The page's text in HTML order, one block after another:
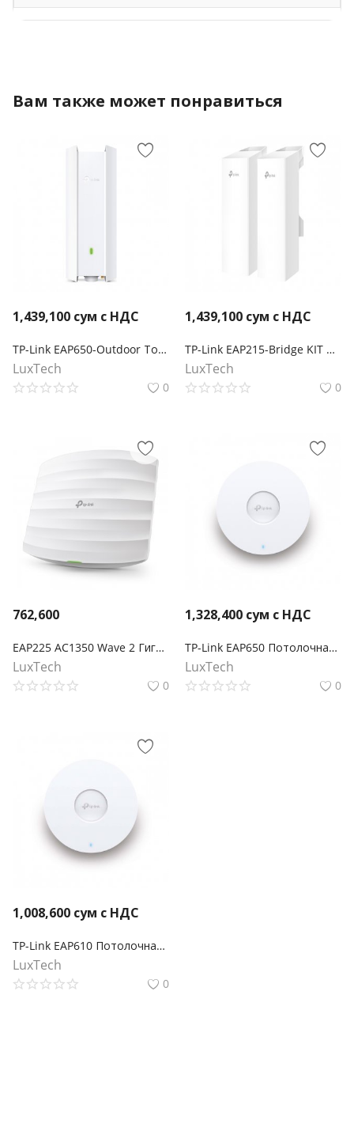
Вам также может понравиться
1,439,100 сум с НДС
TP-Link EAP650-Outdoor Точка доступа Wi‑Fi AX3000 для улицы и помещений
LuxTech
0
1,439,100 сум с НДС
TP-Link EAP215-Bridge KIT Беспроводной мост Omada
LuxTech
0
762,600
EAP225 AC1350 Wave 2 Гигабитная двухдиапазонная потолочная точка доступа Wi-Fi
LuxTech
0
1,328,400 сум с НДС
TP-Link EAP650 Потолочная точка доступа Wi‑Fi AX3000
LuxTech
0
1,008,600 сум с НДС
TP-Link EAP610 Потолочная точка доступа Wi‑Fi AX1800
LuxTech
0